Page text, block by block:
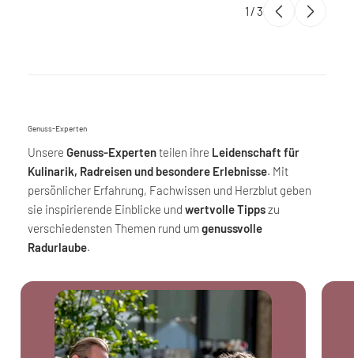
1 /3
Genuss-Experten
Unsere Genuss-Expertenteilen ihre Leidenschaft für
Kulinarik, Radreisen und besondere Erlebnisse. Mit
persönlicher Erfahrung, Fachwissen und Herzblut geben
sie inspirierende Einblicke und wertvolle Tippszu
verschiedensten Themen rund umgenussvolle
Radurlaube.